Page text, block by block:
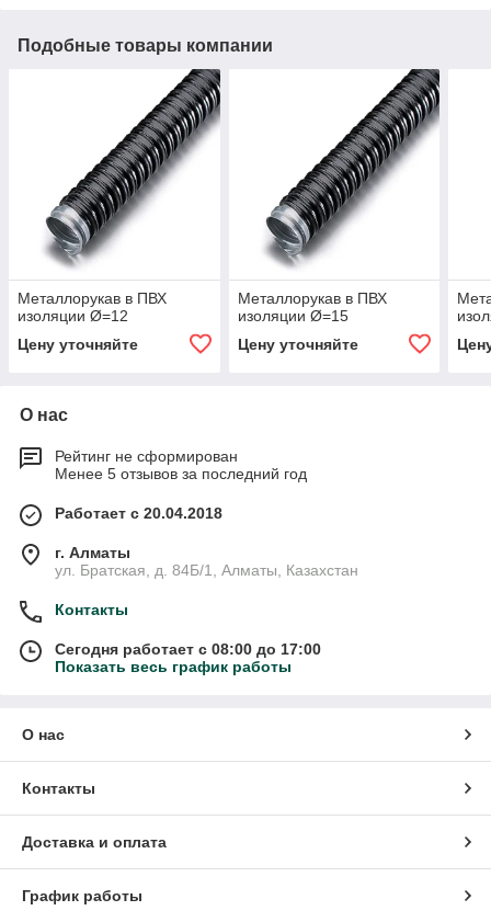
Подобные товары компании
Металлорукав в ПВХ
изоляции Ø=12
Цену уточняйте
Металлорукав в ПВХ
изоляции Ø=15
Цену уточняйте
О нас
Рейтинг не сформирован
Менее 5 отзывов за последний год
Работает с 20.04.2018
г. Алматы
ул. Братская, д. 84Б/1, Алматы, Казахстан
Контакты
Сегодня работает с 08:00 до 17:00
Показать весь график работы
О нас
Контакты
Доставка и оплата
График работы